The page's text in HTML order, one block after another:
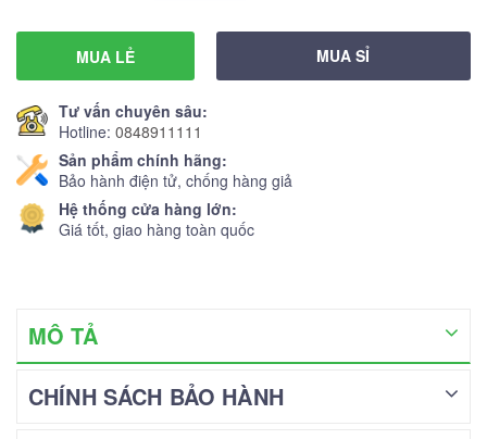
MUA LẺ MUA SỈ
Tư vấn chuyên sâu:
Hotline: 0848911111
Sản phẩm chính hãng:
Bảo hành điện tử, chống hàng giả
Hệ thống cửa hàng lớn:
Giá tốt, giao hàng toàn quốc
MÔ TẢ
CHÍNH SÁCH BẢO HÀNH